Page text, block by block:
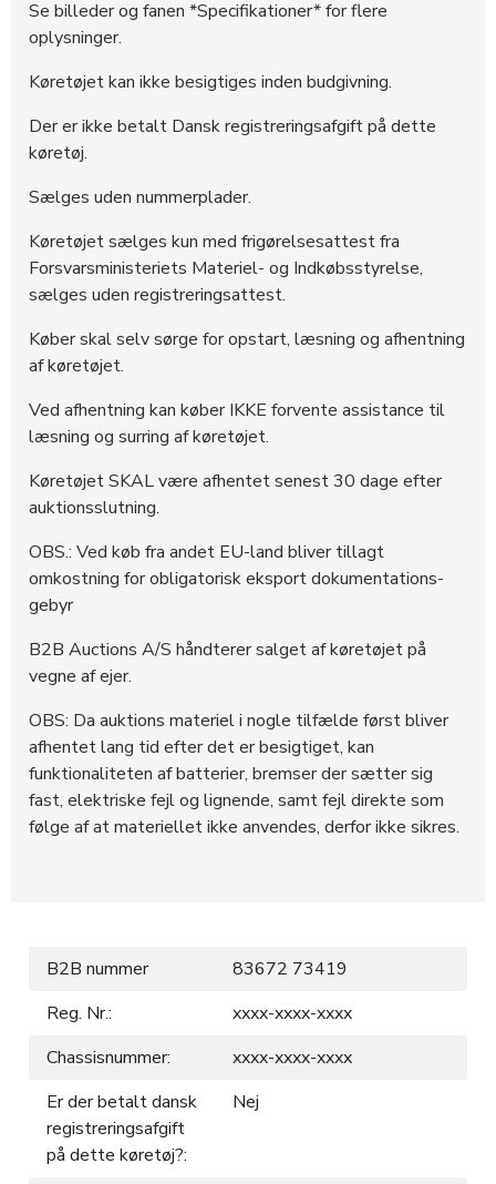
374250 20.000 DKK
14:37:26 - 19.06.2026
373776
5.000 DKK 23:32:12 - 17.06.2026
Se billeder og fanen *Specifikationer* for flere
oplysninger.
Køretøjet kan ikke besigtiges inden budgivning.
Der er ikke betalt Dansk registreringsafgift på dette
køretøj.
Sælges uden nummerplader.
Køretøjet sælges kun med frigørelsesattest fra
Forsvarsministeriets Materiel- og Indkøbsstyrelse,
sælges uden registreringsattest.
Køber skal selv sørge for opstart, læsning og afhentning
af køretøjet.
Ved afhentning kan køber IKKE forvente assistance til
læsning og surring af køretøjet.
Køretøjet SKAL være afhentet senest 30 dage efter
auktionsslutning.
OBS.: Ved køb fra andet EU-land bliver tillagt
omkostning for obligatorisk eksport dokumentations-
gebyr
B2B Auctions A/S håndterer salget af køretøjet på
vegne af ejer.
OBS: Da auktions materiel i nogle tilfælde først bliver
afhentet lang tid efter det er besigtiget, kan
funktionaliteten af batterier, bremser der sætter sig
fast, elektriske fejl og lignende, samt fejl direkte som
følge af at materiellet ikke anvendes, derfor ikke sikres.
B2B nummer
83672 73419
Reg. Nr.:
xxxx-xxxx-xxxx
Chassisnummer:
xxxx-xxxx-xxxx
Er der betalt dansk
registreringsafgift
på dette køretøj?:
Nej